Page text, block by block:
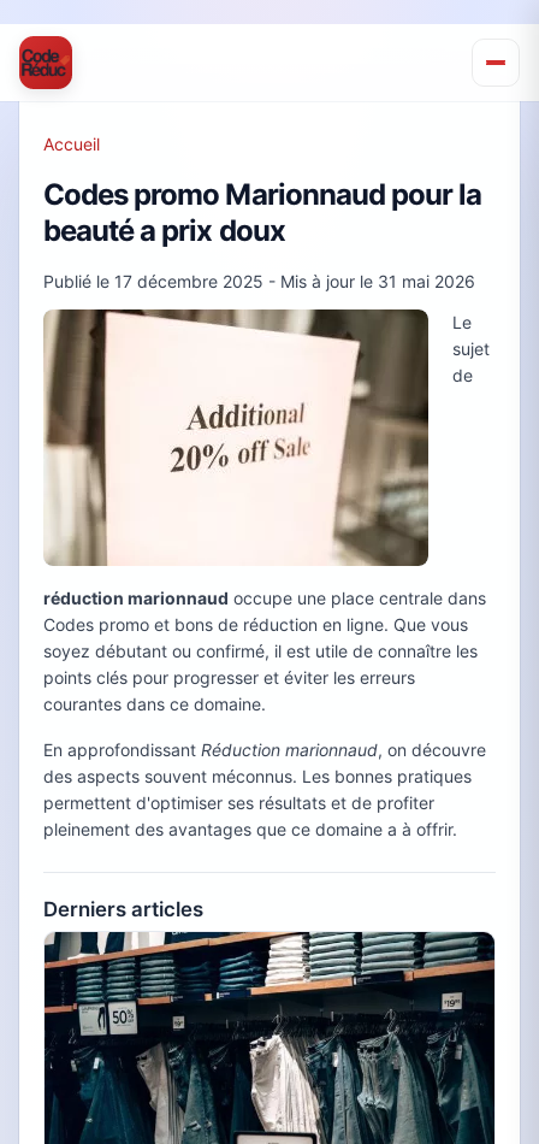
Accueil
Codes promo Marionnaud pour la
beauté a prix doux
Publié le 17 décembre 2025 - Mis à jour le 31 mai 2026
Le
sujet
de
réduction marionnaud occupe une place centrale dans
Codes promo et bons de réduction en ligne. Que vous
soyez débutant ou confirmé, il est utile de connaître les
points clés pour progresser et éviter les erreurs
courantes dans ce domaine.
En approfondissant Réduction marionnaud, on découvre
des aspects souvent méconnus. Les bonnes pratiques
permettent d'optimiser ses résultats et de profiter
pleinement des avantages que ce domaine a à offrir.
Derniers articles